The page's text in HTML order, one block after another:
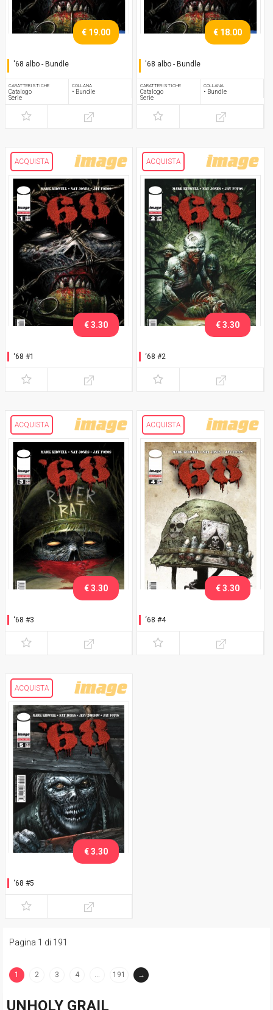
'68 albo - Bundle
€ 19.00
CARATTERISTICHE
Catalogo
Serie
COLLANA
• Bundle
'68 albo - Bundle
€ 18.00
CARATTERISTICHE
Catalogo
Serie
COLLANA
• Bundle
ACQUISTA
‘68 #1
€ 3.30
ACQUISTA
‘68 #2
€ 3.30
ACQUISTA
‘68 #3
€ 3.30
ACQUISTA
‘68 #4
€ 3.30
ACQUISTA
‘68 #5
€ 3.30
Pagina 1 di 191
1
2 3 4 … 191 →
UNHOLY GRAIL